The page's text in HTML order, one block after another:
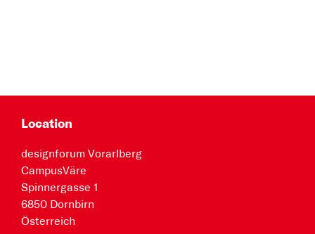
Location
designforum Vorarlberg
CampusVäre
Spinnergasse 1
6850 Dornbirn
Österreich